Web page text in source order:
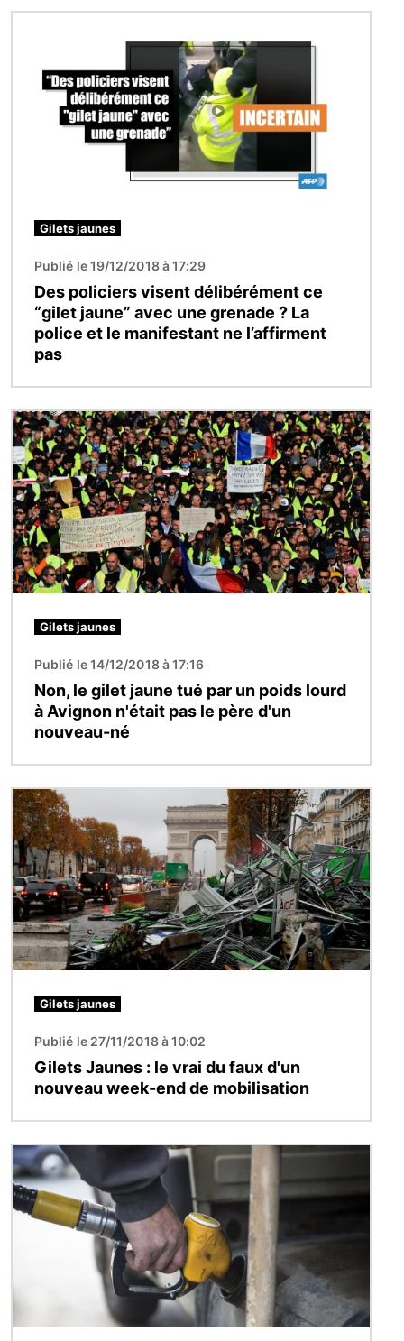
Gilets jaunes
Publié le 19/12/2018 à 17:29
Des policiers visent délibérément ce
“gilet jaune” avec une grenade ? La
police et le manifestant ne l’affirment
pas
Image
Gilets jaunes
Publié le 14/12/2018 à 17:16
Non, le gilet jaune tué par un poids lourd
à Avignon n'était pas le père d'un
nouveau-né
Image
Gilets jaunes
Publié le 27/11/2018 à 10:02
Gilets Jaunes : le vrai du faux d'un
nouveau week-end de mobilisation
Image